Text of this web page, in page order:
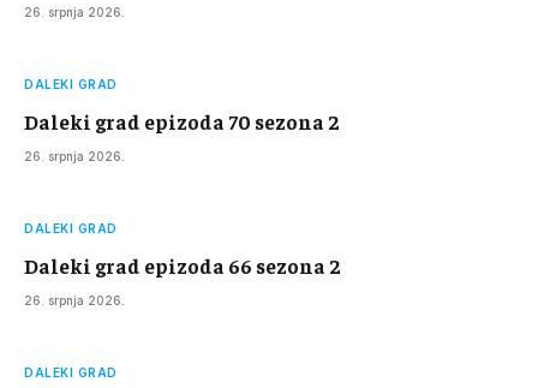
26. srpnja 2026.
DALEKI GRAD
Daleki grad epizoda 70 sezona 2
26. srpnja 2026.
DALEKI GRAD
Daleki grad epizoda 66 sezona 2
26. srpnja 2026.
DALEKI GRAD